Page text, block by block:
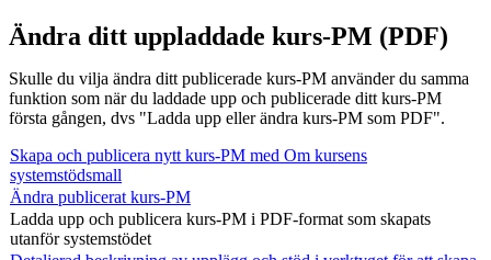
Ändra ditt uppladdade kurs-PM (PDF)
Skulle du vilja ändra ditt publicerade kurs-PM använder du samma
funktion som när du laddade upp och publicerade ditt kurs-PM
första gången, dvs "Ladda upp eller ändra kurs-PM som PDF".
Skapa och publicera nytt kurs-PM med Om kursens
systemstödsmall
Ändra publicerat kurs-PM
Ladda upp och publicera kurs-PM i PDF-format som skapats
utanför systemstödet